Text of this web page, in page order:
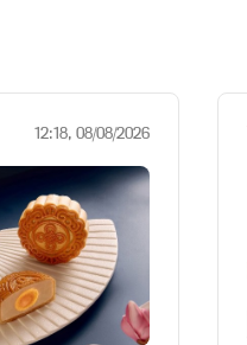
12:18, 08/08/2026